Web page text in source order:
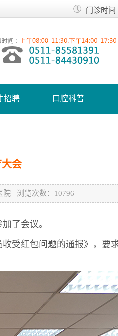
门诊时间
招聘 口腔科普
会
院 浏览次数：10796
了会议。
红包问题的通报》，要